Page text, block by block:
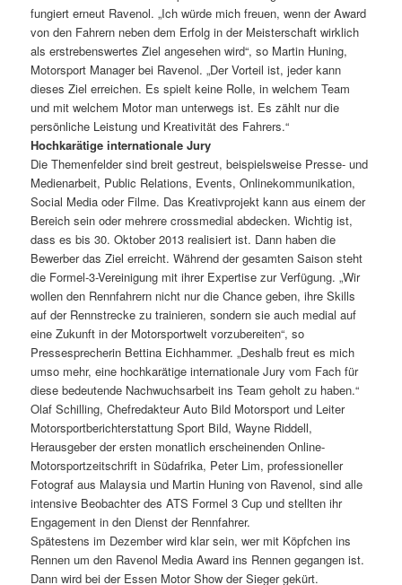
fungiert erneut Ravenol. „Ich würde mich freuen, wenn der Award
von den Fahrern neben dem Erfolg in der Meisterschaft wirklich
als erstrebenswertes Ziel angesehen wird“, so Martin Huning,
Motorsport Manager bei Ravenol. „Der Vorteil ist, jeder kann
dieses Ziel erreichen. Es spielt keine Rolle, in welchem Team
und mit welchem Motor man unterwegs ist. Es zählt nur die
persönliche Leistung und Kreativität des Fahrers.“
Hochkarätige internationale Jury
Die Themenfelder sind breit gestreut, beispielsweise Presse- und
Medienarbeit, Public Relations, Events, Onlinekommunikation,
Social Media oder Filme. Das Kreativprojekt kann aus einem der
Bereich sein oder mehrere crossmedial abdecken. Wichtig ist,
dass es bis 30. Oktober 2013 realisiert ist. Dann haben die
Bewerber das Ziel erreicht. Während der gesamten Saison steht
die Formel-3-Vereinigung mit ihrer Expertise zur Verfügung. „Wir
wollen den Rennfahrern nicht nur die Chance geben, ihre Skills
auf der Rennstrecke zu trainieren, sondern sie auch medial auf
eine Zukunft in der Motorsportwelt vorzubereiten“, so
Pressesprecherin Bettina Eichhammer. „Deshalb freut es mich
umso mehr, eine hochkarätige internationale Jury vom Fach für
diese bedeutende Nachwuchsarbeit ins Team geholt zu haben.“
Olaf Schilling, Chefredakteur Auto Bild Motorsport und Leiter
Motorsportberichterstattung Sport Bild, Wayne Riddell,
Herausgeber der ersten monatlich erscheinenden Online-
Motorsportzeitschrift in Südafrika, Peter Lim, professioneller
Fotograf aus Malaysia und Martin Huning von Ravenol, sind alle
intensive Beobachter des ATS Formel 3 Cup und stellten ihr
Engagement in den Dienst der Rennfahrer.
Spätestens im Dezember wird klar sein, wer mit Köpfchen ins
Rennen um den Ravenol Media Award ins Rennen gegangen ist.
Dann wird bei der Essen Motor Show der Sieger gekürt.